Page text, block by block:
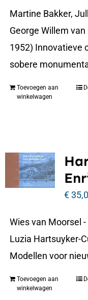
Martine Bakker,
George Willem
1952) Innovatieve
sobere
Toevoegen aan
winkelwagen
€
Wies van Moorsel
Luzia Hartsuyker-
Modellen voor
Toevoegen aan
winkelwagen